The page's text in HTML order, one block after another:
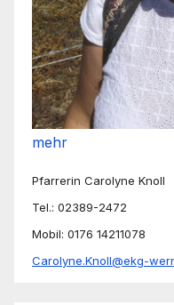
mehr
Pfarrerin Carolyne Knoll
Tel.: 02389-2472
Mobil: 0176 14211078
Carolyne.Knoll@ekg-